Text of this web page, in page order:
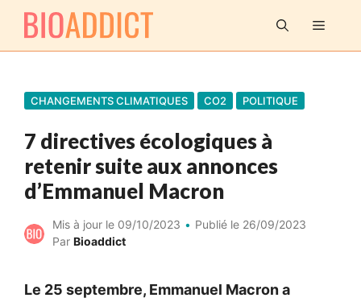
Aller
contenu
MENU
CHANGEMENTS CLIMATIQUES CO2 POLITIQUE
7 directives écologiques à
retenir suite aux annonces
d’Emmanuel Macron
Mis à jour le 09/10/2023 Publié le 26/09/2023
Par Bioaddict
Le 25 septembre, Emmanuel Macron a